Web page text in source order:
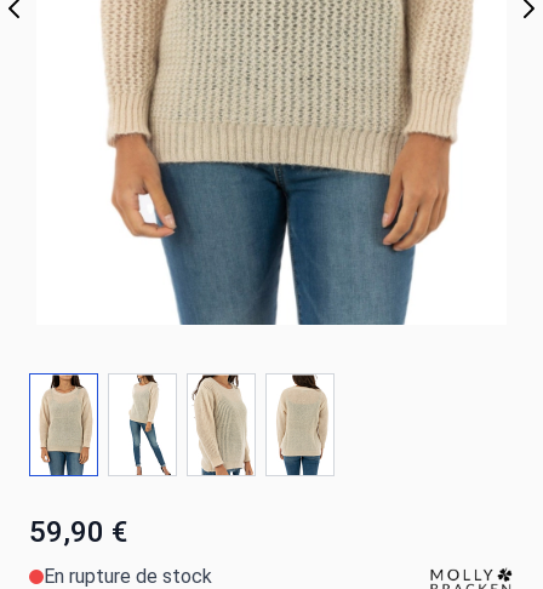
59,90 €
En rupture de stock